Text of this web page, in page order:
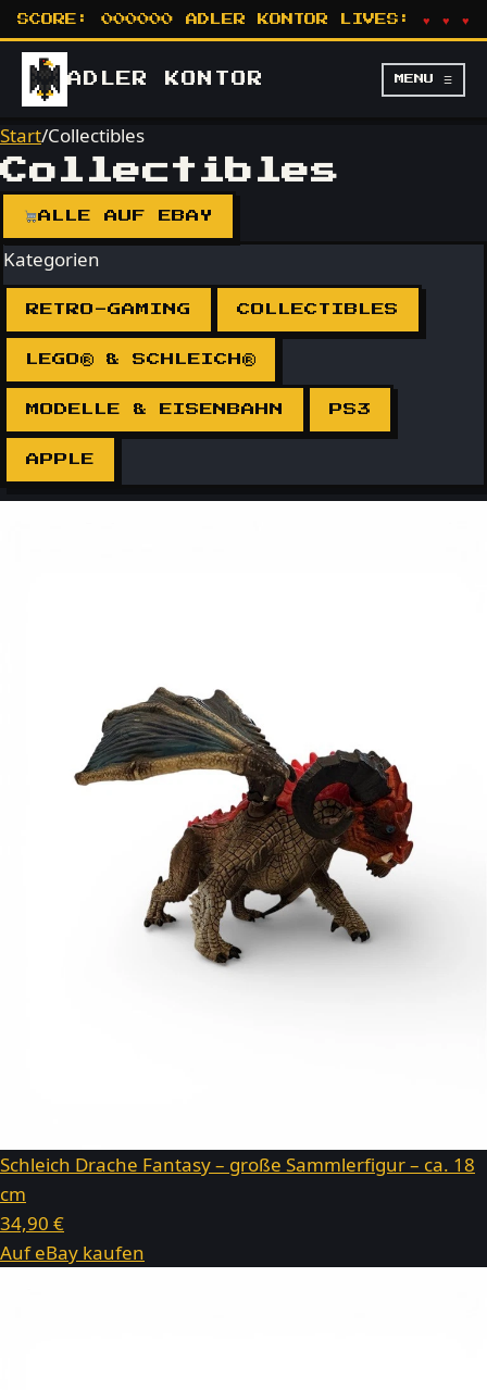
SCORE: 000000 ADLER KONTOR LIVES: ♥ ♥ ♥
ADLER KONTOR MENU ☰
Start/Collectibles
Collectibles
ALLE AUF EBAY
Kategorien
RETRO-GAMING COLLECTIBLES
LEGO® & SCHLEICH®
MODELLE & EISENBAHN PS3
APPLE
Schleich Drache Fantasy – große Sammlerfigur – ca. 18
cm
34,90 €
Auf eBay kaufen